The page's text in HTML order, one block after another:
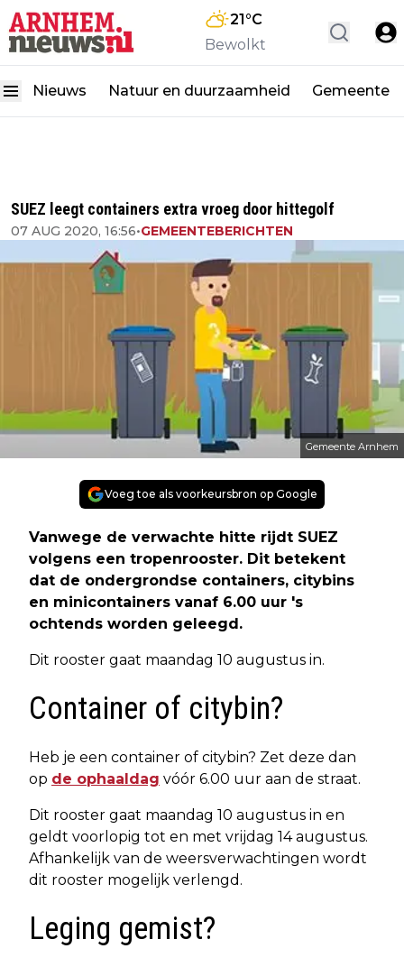
21°C
Bewolkt
Nieuws Natuur en duurzaamheid Gemeente
SUEZ leegt containers extra vroeg door hittegolf
07 AUG 2020, 16:56•GEMEENTEBERICHTEN
Gemeente Arnhem
Voeg toe als voorkeursbron op Google
Vanwege de verwachte hitte rijdt SUEZ
volgens een tropenrooster. Dit betekent
dat de ondergrondse containers, citybins
en minicontainers vanaf 6.00 uur 's
ochtends worden geleegd.
Dit rooster gaat maandag 10 augustus in.
Container of citybin?
Heb je een container of citybin? Zet deze dan
op de ophaaldag vóór 6.00 uur aan de straat.
Dit rooster gaat maandag 10 augustus in en
geldt voorlopig tot en met vrijdag 14 augustus.
Afhankelijk van de weersverwachtingen wordt
dit rooster mogelijk verlengd.
Leging gemist?